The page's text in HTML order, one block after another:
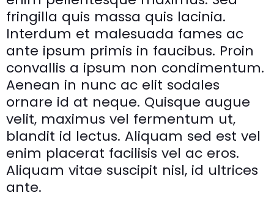
fringilla quis massa quis lacinia.
Interdum et malesuada fames ac
ante ipsum primis in faucibus. Proin
convallis a ipsum non condimentum.
Aenean in nunc ac elit sodales
ornare id at neque. Quisque augue
velit, maximus vel fermentum ut,
blandit id lectus. Aliquam sed est vel
enim placerat facilisis vel ac eros.
Aliquam vitae suscipit nisl, id ultrices
ante.